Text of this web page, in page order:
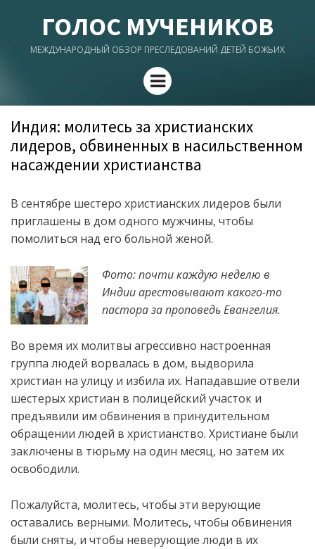
ГОЛОС МУЧЕНИКОВ
МЕЖДУНАРОДНЫЙ ОБЗОР ПРЕСЛЕДОВАНИЙ ДЕТЕЙ БОЖЬИХ
Menu
Индия: молитесь за христианских
лидеров, обвиненных в насильственном
насаждении христианства
В сентябре шестеро христианских лидеров были
приглашены в дом одного мужчины, чтобы
помолиться над его больной женой.
Фото: почти каждую неделю в
Индии арестовывают какого-то
пастора за проповедь Евангелия.
Во время их молитвы агрессивно настроенная
группа людей ворвалась в дом, выдворила
христиан на улицу и избила их. Нападавшие отвели
шестерых христиан в полицейский участок и
предъявили им обвинения в принудительном
обращении людей в христианство. Христиане были
заключены в тюрьму на один месяц, но затем их
освободили.
Пожалуйста, молитесь, чтобы эти верующие
оставались верными. Молитесь, чтобы обвинения
были сняты, и чтобы неверующие люди в их